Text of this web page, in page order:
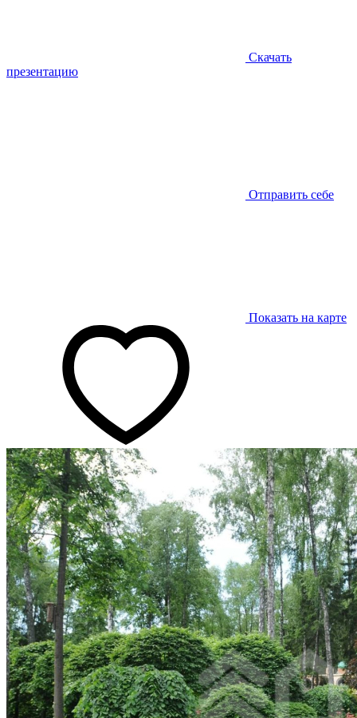
Скачать
презентацию
Отправить себе
Показать на карте